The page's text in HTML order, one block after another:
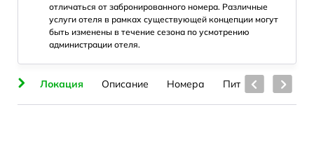
отличаться от забронированного номера. Различные
услуги отеля в рамках существующей концепции могут
быть изменены в течение сезона по усмотрению
администрации отеля.
Локация Описание Номера Питание